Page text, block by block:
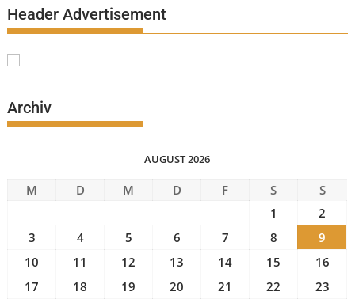
Header Advertisement
Archiv
AUGUST 2026
M D M D F S
S
1
2
3
4 5 6 7 8
9
10
11 12 13 14 15
16
17
18 19 20 21 22
23